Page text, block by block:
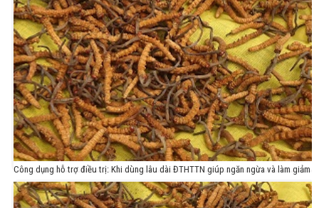
Công dụng hỗ trợ điều trị: Khi dùng lâu dài ĐTHTTN giúp ngăn ngừa và làm giảm
các bệnh như:
1. Xơ vữa động mạch